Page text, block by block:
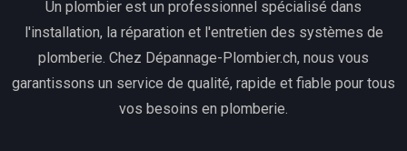
Un plombier est un professionnel spécialisé dans
l'installation, la réparation et l'entretien des systèmes de
plomberie. Chez Dépannage-Plombier.ch, nous vous
garantissons un service de qualité, rapide et fiable pour tous
vos besoins en plomberie.